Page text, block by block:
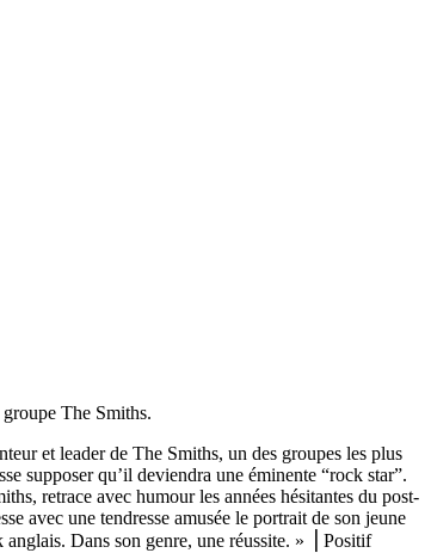
The Smiths.
et leader de The Smiths, un des groupes les plus
supposer qu’il deviendra une éminente “rock star”.
retrace avec humour les années hésitantes du post-
avec une tendresse amusée le portrait de son jeune
Dans son genre, une réussite. » ⎥ Positif